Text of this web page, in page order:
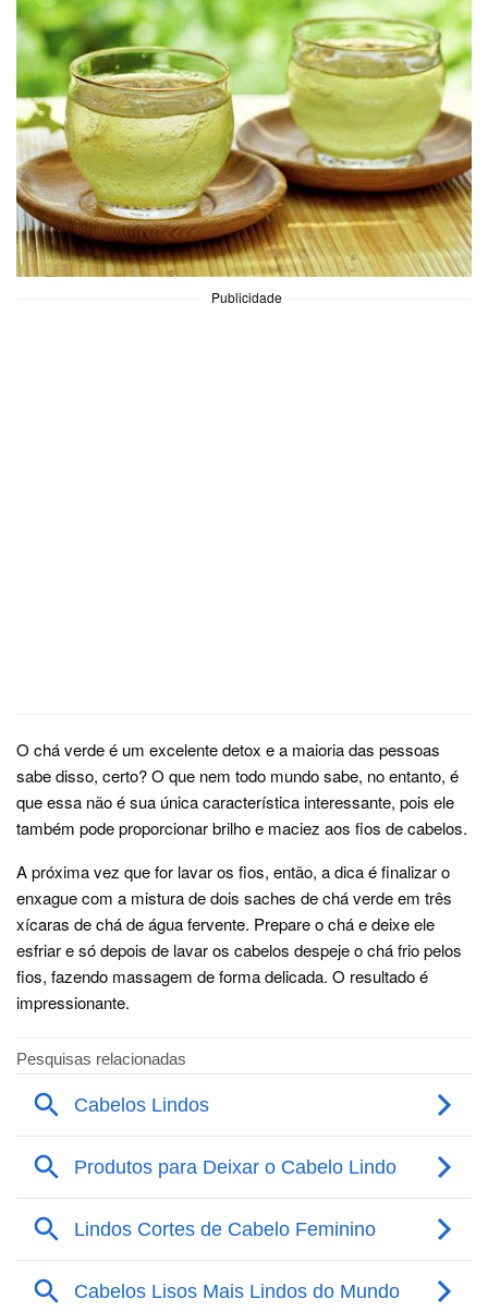
Publicidade
O chá verde é um excelente detox e a maioria das pessoas
sabe disso, certo? O que nem todo mundo sabe, no entanto, é
que essa não é sua única característica interessante, pois ele
também pode proporcionar brilho e maciez aos fios de cabelos.
A próxima vez que for lavar os fios, então, a dica é finalizar o
enxague com a mistura de dois saches de chá verde em três
xícaras de chá de água fervente. Prepare o chá e deixe ele
esfriar e só depois de lavar os cabelos despeje o chá frio pelos
fios, fazendo massagem de forma delicada. O resultado é
impressionante.